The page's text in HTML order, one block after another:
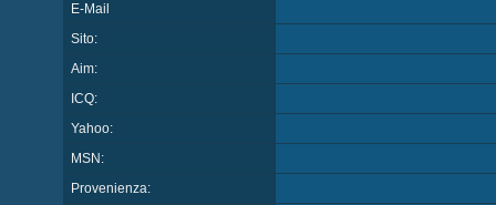
E-Mail
Sito:
Aim:
ICQ:
Yahoo:
MSN:
Provenienza: